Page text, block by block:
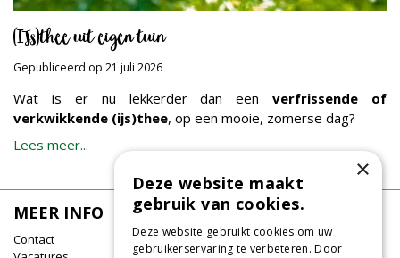
(IJs)thee uit eigen tuin
Gepubliceerd op 21 juli 2026
Wat is er nu lekkerder dan eenverfrissende of
verkwikkende (ijs)thee, op een mooie, zomerse dag?
Lees meer...
MEER INFO
Contact
×
Deze website maakt
gebruik van cookies.
Deze website gebruikt cookies om uw
gebruikerservaring te verbeteren. Door